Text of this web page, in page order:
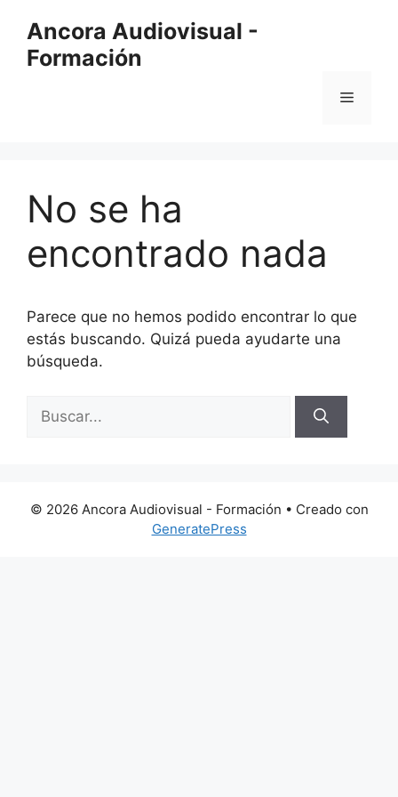
contenido
Ancora Audiovisual -
Formación
Menú
No se ha
encontrado nada
Parece que no hemos podido encontrar lo que
estás buscando. Quizá pueda ayudarte una
búsqueda.
© 2026 Ancora Audiovisual - Formación • Creado con
GeneratePress